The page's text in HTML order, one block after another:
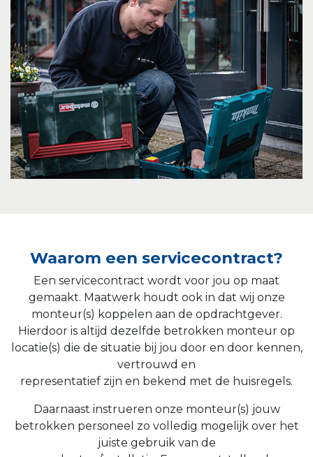
Waarom een servicecontract?
Een servicecontract wordt voor jou op maat
gemaakt. Maatwerk houdt ook in dat wij onze
monteur(s) koppelen aan de opdrachtgever.
Hierdoor is altijd dezelfde betrokken monteur op
locatie(s) die de situatie bij jou door en door kennen,
vertrouwd en
representatief zijn en bekend met de huisregels.
Daarnaast instrueren onze monteur(s) jouw
betrokken personeel zo volledig mogelijk over het
juiste gebruik van de